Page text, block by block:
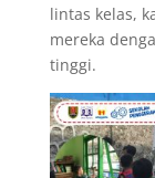
lintas kelas,
mereka
tinggi.